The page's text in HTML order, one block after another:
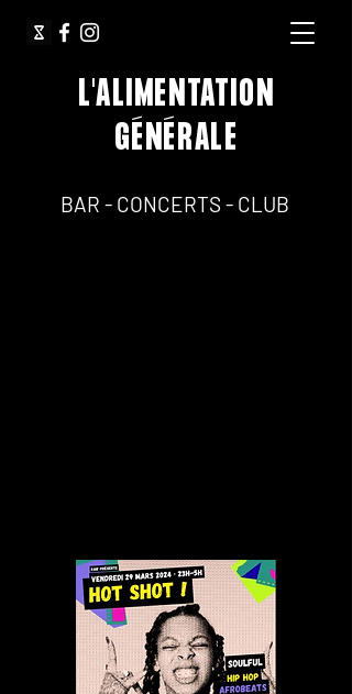
L'ALIMENTATION
GÉNÉRALE
BAR - CONCERTS - CLUB